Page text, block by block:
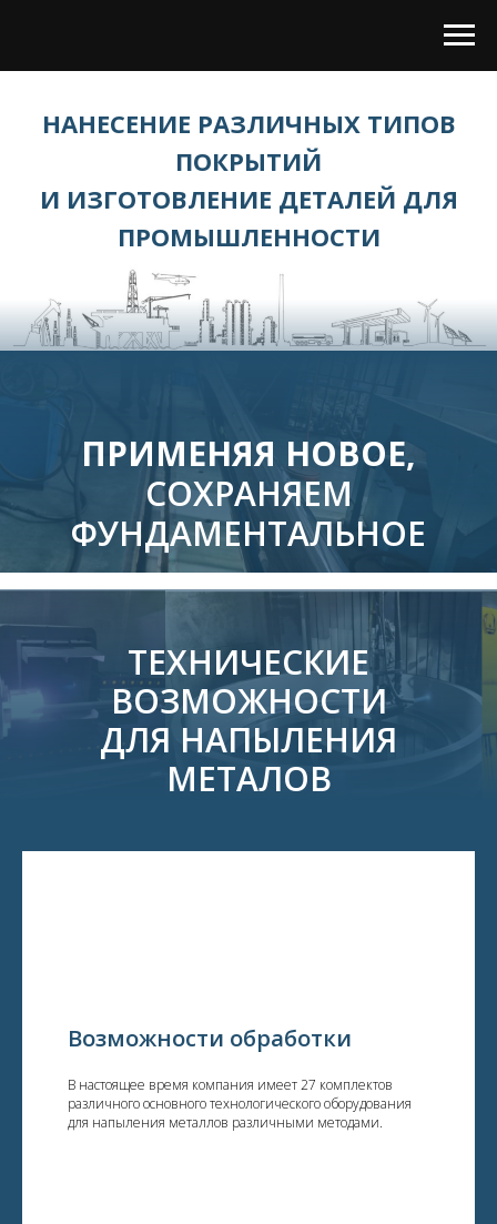
НАНЕСЕНИЕ РАЗЛИЧНЫХ ТИПОВ
ПОКРЫТИЙ
И ИЗГОТОВЛЕНИЕ ДЕТАЛЕЙ ДЛЯ
ПРОМЫШЛЕННОСТИ
ПРИМЕНЯЯ НОВОЕ,
СОХРАНЯЕМ
ФУНДАМЕНТАЛЬНОЕ
ТЕХНИЧЕСКИЕ
ВОЗМОЖНОСТИ
ДЛЯ НАПЫЛЕНИЯ
МЕТАЛОВ
Возможности обработки
В настоящее время компания имеет 27 комплектов
различного основного технологического оборудования
для напыления металлов различными методами.